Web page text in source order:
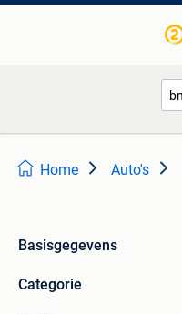
Home Auto's
Basisgegevens
Categorie